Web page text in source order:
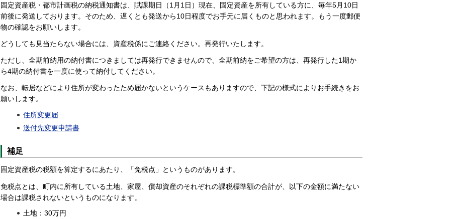
固定資産税・都市計画税の納税通知書は、賦課期日（1月1日）現在、固定資産を所有している方に、毎年5月10日
前後に発送しております。そのため、遅くとも発送から10日程度でお手元に届くものと思われます。もう一度郵便
物の確認をお願いします。
どうしても見当たらない場合には、資産税係にご連絡ください。再発行いたします。
ただし、全期前納用の納付書につきましては再発行できませんので、全期前納をご希望の方は、再発行した1期か
ら4期の納付書を一度に使って納付してください。
なお、転居などにより住所が変わったため届かないというケースもありますので、下記の様式によりお手続きをお
願いします。
住所変更届
送付先変更申請書
補足
固定資産税の税額を算定するにあたり、「免税点」というものがあります。
免税点とは、町内に所有している土地、家屋、償却資産のそれぞれの課税標準額の合計が、以下の金額に満たない
場合は課税されないというものになります。
土地：30万円